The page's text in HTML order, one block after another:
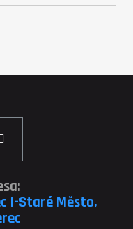
I-Staré Město,